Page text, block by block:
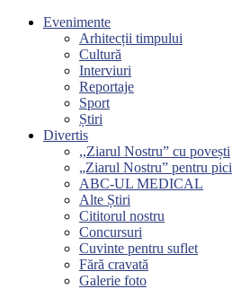
Evenimente
Arhitecții timpului
Cultură
Interviuri
Reportaje
Sport
Știri
Divertis
,,Ziarul Nostru” cu povești
„Ziarul Nostru” pentru pici
ABC-UL MEDICAL
Alte Știri
Cititorul nostru
Concursuri
Cuvinte pentru suflet
Fără cravată
Galerie foto